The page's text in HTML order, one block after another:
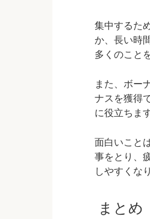
集中するた
か、長い時
多くのこと
また、ボー
ナス を獲得
に役立ちます
面白いこと
事をとり、
しやすくな
まとめ